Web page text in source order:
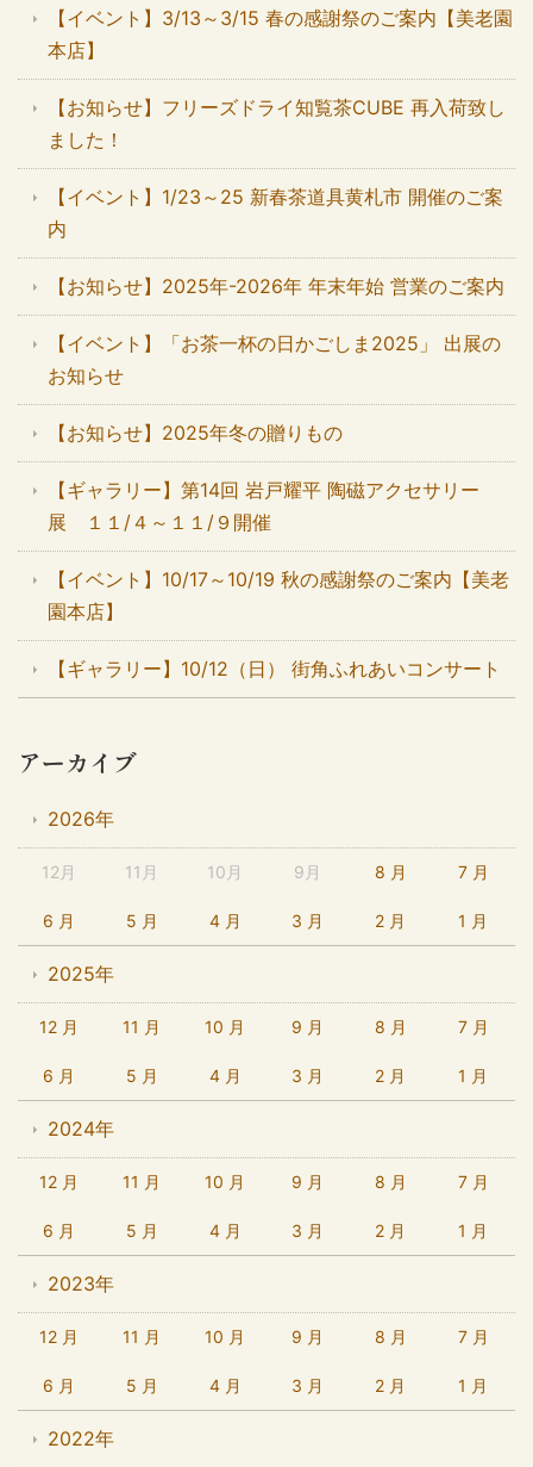
【イベント】3/13～3/15 春の感謝祭のご案内【美老園
本店】
【お知らせ】フリーズドライ知覧茶CUBE 再入荷致し
ました！
【イベント】1/23～25 新春茶道具黄札市 開催のご案
内
【お知らせ】2025年-2026年 年末年始 営業のご案内
【イベント】「お茶一杯の日かごしま2025」 出展の
お知らせ
【お知らせ】2025年冬の贈りもの
【ギャラリー】第14回 岩戸耀平 陶磁アクセサリー
展 １１/４～１１/９開催
【イベント】10/17～10/19 秋の感謝祭のご案内【美老
園本店】
【ギャラリー】10/12（日） 街角ふれあいコンサート
アーカイブ
2026年
12月 11月 10月 9月 8 月 7 月
6 月 5 月 4 月 3 月 2 月 1 月
2025年
12 月 11 月 10 月 9 月 8 月 7 月
6 月 5 月 4 月 3 月 2 月 1 月
2024年
12 月 11 月 10 月 9 月 8 月 7 月
6 月 5 月 4 月 3 月 2 月 1 月
2023年
12 月 11 月 10 月 9 月 8 月 7 月
6 月 5 月 4 月 3 月 2 月 1 月
2022年